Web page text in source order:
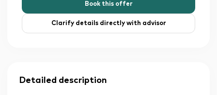
Book this offer
Clarify details directly with advisor
Detailed description